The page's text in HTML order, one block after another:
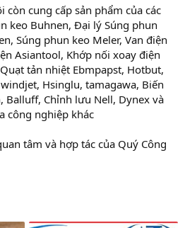
còn cung cấp sản phẩm của các
keo Buhnen, Đại lý Súng phun
Súng phun keo Meler, Van điện
Asiantool, Khớp nối xoay điện
tản nhiệt Ebmpapst, Hotbut,
Hsinglu, tamagawa, Biến
Balluff, Chỉnh lưu Nell, Dynex và
công nghiệp khác
tâm và hợp tác của Quý Công